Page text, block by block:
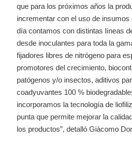
que para los próximos años la
incrementar con el uso de
día contamos con distintas líneas
desde inoculantes para toda la
fijadores libres de nitrógeno para
promotores del crecimiento,
patógenos y/o insectos, aditivos
coadyuvantes 100 %
incorporamos la tecnología de
punta que permite mejorar la
los productos”, detalló Giácomo